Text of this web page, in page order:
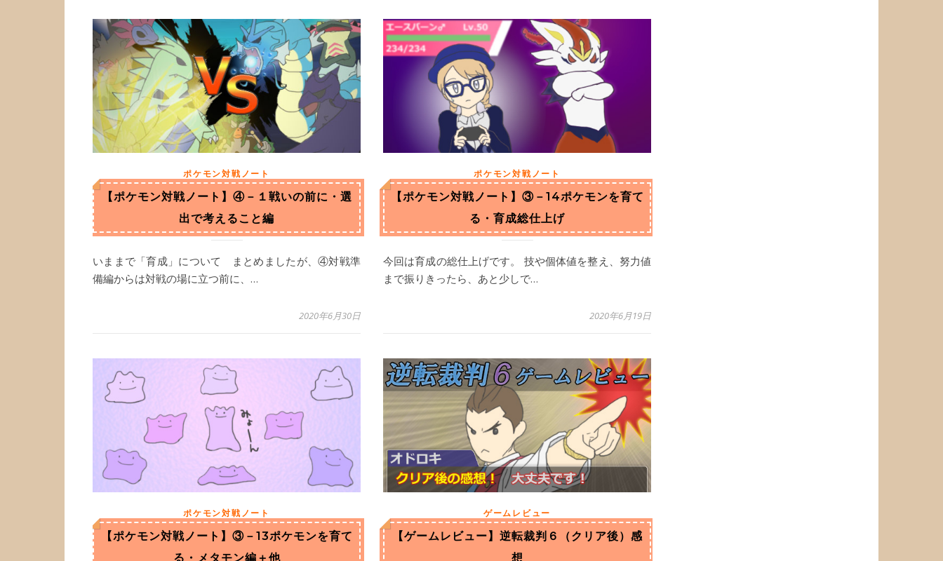
ポケモン対戦ノート
【ポケモン対戦ノート】④－１戦いの前に・選
出で考えること編
いままで「育成」について まとめましたが、④対戦準
備編からは対戦の場に立つ前に、…
2020年6月30日
ポケモン対戦ノート
【ポケモン対戦ノート】③－14ポケモンを育て
る・育成総仕上げ
今回は育成の総仕上げです。 技や個体値を整え、努力値
まで振りきったら、あと少しで…
2020年6月19日
ポケモン対戦ノート
【ポケモン対戦ノート】③－13ポケモンを育て
る・メタモン編＋他
ゲームレビュー
【ゲームレビュー】逆転裁判６（クリア後）感
想